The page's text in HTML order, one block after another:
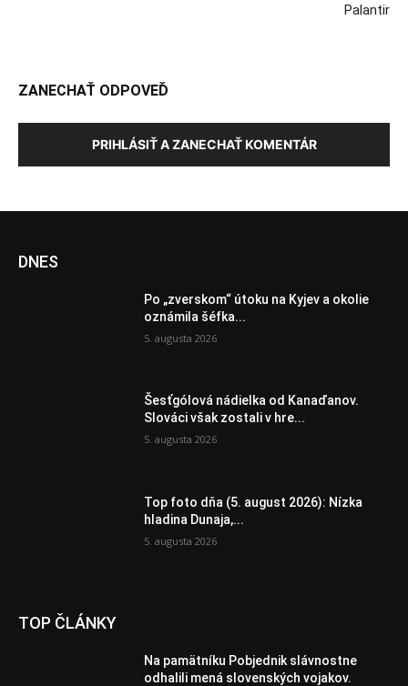
Palantir
ZANECHAŤ ODPOVEĎ
PRIHLÁSIŤ A ZANECHAŤ KOMENTÁR
DNES
Po „zverskom“ útoku na Kyjev a okolie
oznámila šéfka...
5. augusta 2026
Šesťgólová nádielka od Kanaďanov.
Slováci však zostali v hre...
5. augusta 2026
Top foto dňa (5. august 2026): Nízka
hladina Dunaja,...
5. augusta 2026
TOP ČLÁNKY
Na pamätníku Pobjednik slávnostne
odhalili mená slovenských vojakov.